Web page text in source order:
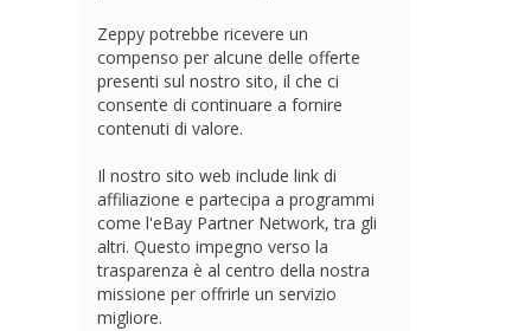
Zeppy potrebbe ricevere un
compenso per alcune delle offerte
presenti sul nostro sito, il che ci
consente di continuare a fornire
contenuti di valore.
Il nostro sito web include link di
affiliazione e partecipa a programmi
come l'eBay Partner Network, tra gli
altri. Questo impegno verso la
trasparenza è al centro della nostra
missione per offrirle un servizio
migliore.